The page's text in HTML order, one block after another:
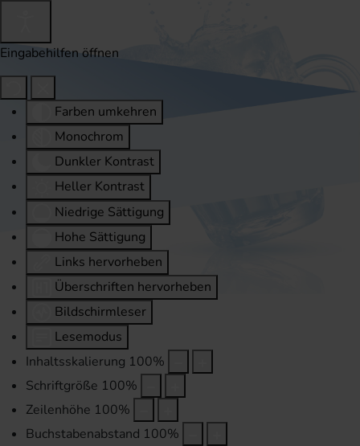
Eingabehilfen öffnen
Farben umkehren
Monochrom
Dunkler Kontrast
Heller Kontrast
Niedrige Sättigung
Hohe Sättigung
Links hervorheben
Überschriften hervorheben
Bildschirmleser
Lesemodus
Inhaltsskalierung 100%
Schriftgröße 100%
Zeilenhöhe 100%
Buchstabenabstand 100%